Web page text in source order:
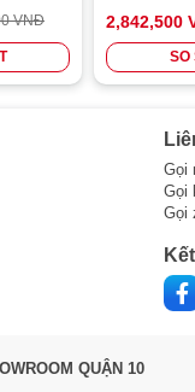
VNĐ
2,842,500
SO
Gọi
Gọi
Gọi
QUẬN 10